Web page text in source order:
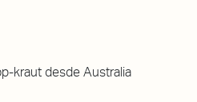
kraut desde Australia